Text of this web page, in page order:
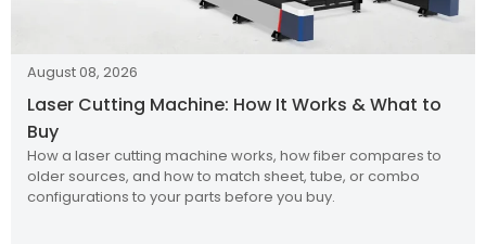
August 08, 2026
Laser Cutting Machine: How It Works & What to
Buy
How a laser cutting machine works, how fiber compares to
older sources, and how to match sheet, tube, or combo
configurations to your parts before you buy.